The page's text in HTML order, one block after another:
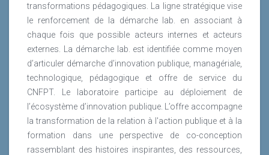
transformations pédagogiques. La ligne stratégique vise
le renforcement de la démarche lab. en associant à
chaque fois que possible acteurs internes et acteurs
externes. La démarche lab. est identifiée comme moyen
d’articuler démarche d’innovation publique, managériale,
technologique, pédagogique et offre de service du
CNFPT. Le laboratoire participe au déploiement de
l’écosystème d’innovation publique. L’offre accompagne
la transformation de la relation à l'action publique et à la
formation dans une perspective de co-conception
rassemblant des histoires inspirantes, des ressources,